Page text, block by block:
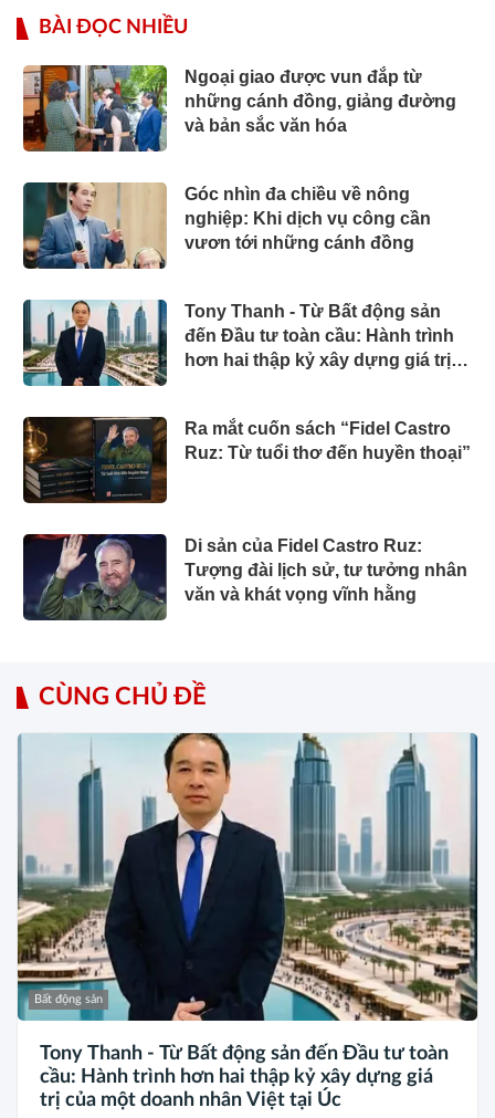
BÀI ĐỌC NHIỀU
Ngoại giao được vun đắp từ
những cánh đồng, giảng đường
và bản sắc văn hóa
Góc nhìn đa chiều về nông
nghiệp: Khi dịch vụ công cần
vươn tới những cánh đồng
Tony Thanh - Từ Bất động sản
đến Đầu tư toàn cầu: Hành trình
hơn hai thập kỷ xây dựng giá trị
Ra mắt cuốn sách “Fidel Castro
Ruz: Từ tuổi thơ đến huyền thoại”
Di sản của Fidel Castro Ruz:
Tượng đài lịch sử, tư tưởng nhân
văn và khát vọng vĩnh hằng
CÙNG CHỦ ĐỀ
Bất động sản
Tony Thanh - Từ Bất động sản đến Đầu tư toàn
cầu: Hành trình hơn hai thập kỷ xây dựng giá
trị của một doanh nhân Việt tại Úc